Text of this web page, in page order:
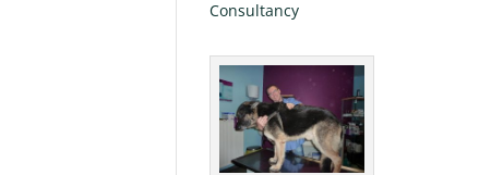
Consultancy